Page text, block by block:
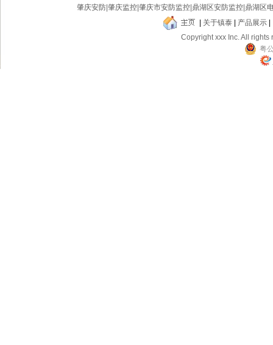
肇庆安防 |肇庆监控 |肇庆市安防监控 鼎湖区安防监控 鼎湖区
关于镇泰 产品展示
Copyright xxx Inc. All rights
粤